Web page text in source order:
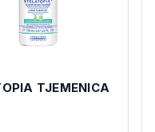
TJEMENICA